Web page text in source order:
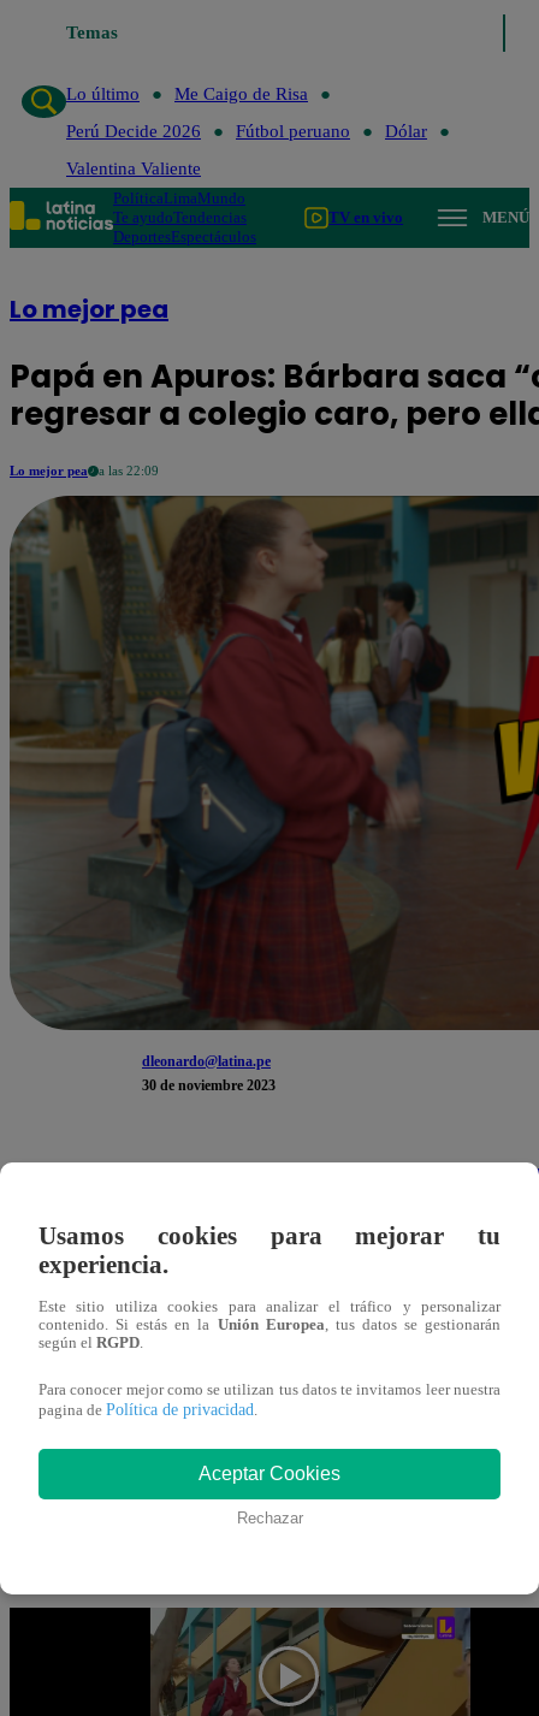
Temas
Lo último
Me Caigo de Risa
Perú Decide 2026
Fútbol peruano
Dólar
Valentina Valiente
PolíticaLimaMundo
Te ayudoTendencias
DeportesEspectáculos
TV en vivo MENÚ
Lo mejor pea
Papá en Apuros: Bárbara saca
regresar a colegio caro, pero
Lo mejor pea a las 22:09
dleonardo@latina.pe
30 de noviembre 2023
Enfrentadas. E
Papá en
Rodríguez quiso limar asperezas con la ex de Cristóbal.
“¿Cómo ve veo?“, le preguntó a Stephanie. Ante su
respuesta:“Cómo una escolar supervieja”
. Además,
Puedes ver la escena completa de “Papá en
Usamos cookies para mejorar tu
experiencia.
Este sitio utiliza cookies para analizar el tráfico y personalizar
contenido. Si estás en la Unión Europea, tus datos se gestionarán
según el RGPD.
Para conocer mejor como se utilizan tus datos te invitamos leer nuestra
pagina de Política de privacidad.
Aceptar Cookies
Rechazar